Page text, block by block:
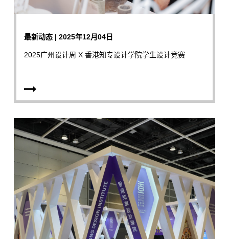
最新动态 | 2025年12月04日
2025广州设计周 X 香港知专设计学院学生设计竞赛